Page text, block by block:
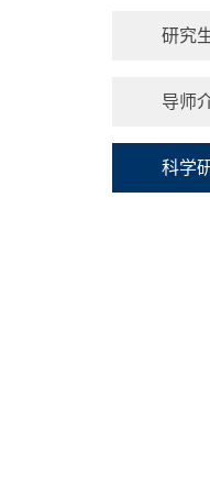
研究
导师
科学